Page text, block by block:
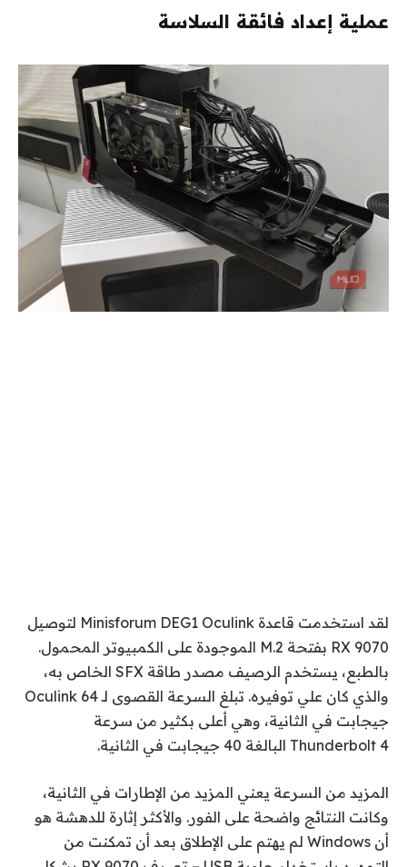
عملية إعداد فائقة السلاسة
لقد استخدمت قاعدة Minisforum DEG1 Oculink لتوصيل
RX 9070 بفتحة M.2 الموجودة على الكمبيوتر المحمول.
بالطبع، يستخدم الرصيف مصدر طاقة SFX الخاص به،
والذي كان علي توفيره. تبلغ السرعة القصوى لـ Oculink 64
جيجابت في الثانية، وهي أعلى بكثير من سرعة
Thunderbolt 4 البالغة 40 جيجابت في الثانية.
المزيد من السرعة يعني المزيد من الإطارات في الثانية،
وكانت النتائج واضحة على الفور. والأكثر إثارة للدهشة هو
أن Windows لم يهتم على الإطلاق بعد أن تمكنت من